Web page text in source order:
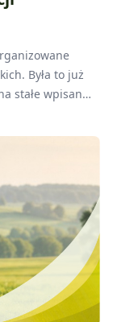
Była to już
stałe wpisane